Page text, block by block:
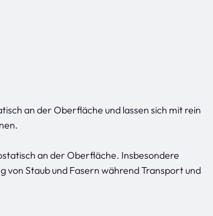
an der Oberfläche und lassen sich mit rein
an der Oberfläche. Insbesondere
von Staub und Fasern während Transport und